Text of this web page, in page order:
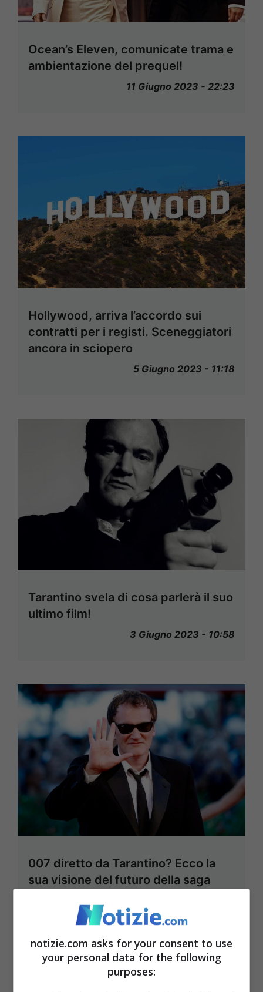
Ocean’s Eleven, comunicate trama e
ambientazione del prequel!
11 Giugno 2023 - 22:23
Hollywood, arriva l’accordo sui
contratti per i registi. Sceneggiatori
ancora in sciopero
5 Giugno 2023 - 11:18
Tarantino svela di cosa parlerà il suo
ultimo film!
3 Giugno 2023 - 10:58
007 diretto da Tarantino? Ecco la
sua visione del futuro della saga
notizie.com asks for your consent to use
your personal data for the following
purposes: